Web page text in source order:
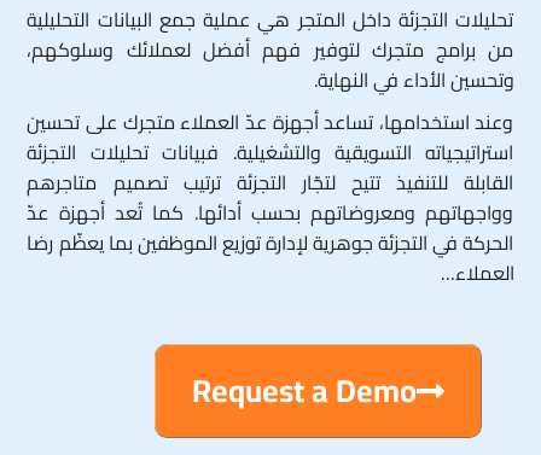
تحليلات التجزئة داخل المتجر هي عملية جمع البيانات التحليلية
من برامج متجرك لتوفير فهم أفضل لعملائك وسلوكهم،
وتحسين الأداء في النهاية.
وعند استخدامها، تساعد أجهزة عدّ العملاء متجرك على تحسين
استراتيجياته التسويقية والتشغيلية. فبيانات تحليلات التجزئة
القابلة للتنفيذ تتيح لتجّار التجزئة ترتيب تصميم متاجرهم
وواجهاتهم ومعروضاتهم بحسب أدائها. كما تُعد أجهزة عدّ
الحركة في التجزئة جوهرية لإدارة توزيع الموظفين بما يعظّم رضا
العملاء…
Request a Demo